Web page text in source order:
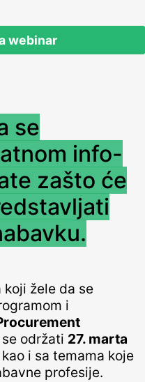
webinar
se
info-
zašto će
koji žele da se
i
održati 27. marta
kao i sa temama koje
profesije.